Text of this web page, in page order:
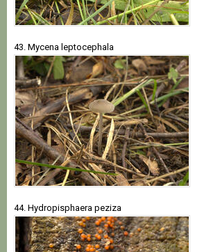
43. Mycena leptocephala
44. Hydropisphaera peziza